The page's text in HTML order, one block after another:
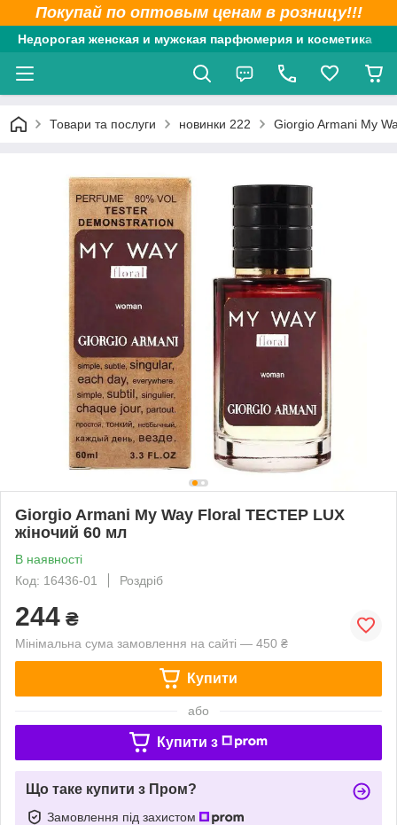
Покупай по оптовым ценам в розницу!!!
Недорогая женская и мужская парфюмерия и косметика
Товари та послуги новинки 222 Giorgio Armani My
Giorgio Armani My Way Floral ТЕСТЕР LUX
жіночий 60 мл
В наявності
Код: 16436-01
Роздріб
244 ₴
Мінімальна сума замовлення на сайті — 450 ₴
Купити
або
Купити з
Що таке купити з Пром?
Замовлення під захистом